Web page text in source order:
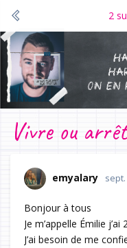
Vivre ou
2
emyalary
Bonjour à tous
Je m’appelle Émilie j’ai
J’ai besoin de me